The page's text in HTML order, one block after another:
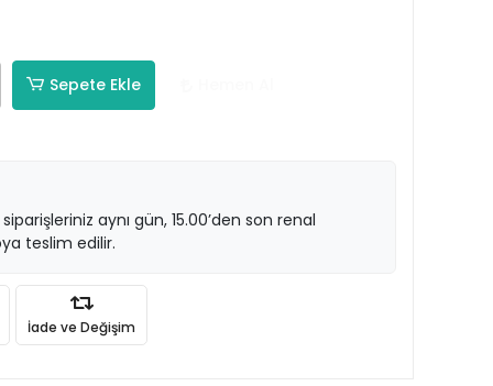
Sepete Ekle
aynı gün, 15.00’den son renal
teslim edilir.
İade ve Değişim